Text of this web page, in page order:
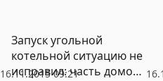
16.11.2015 09:21
Запуск угольной
котельной ситуацию не
исправил: часть домов